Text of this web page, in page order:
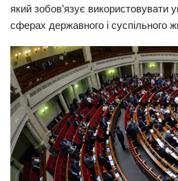
Економіка
Політика
Світ
Цікаво
Наука
який зобов’язує використовувати
сферах державного і суспільного